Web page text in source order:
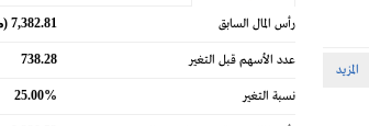
المزيد
رأس المال السابق 7,382.81 (مليون ريال)
عدد الأسهم قبل التغير 738.28
نسبة التغير 25.00%